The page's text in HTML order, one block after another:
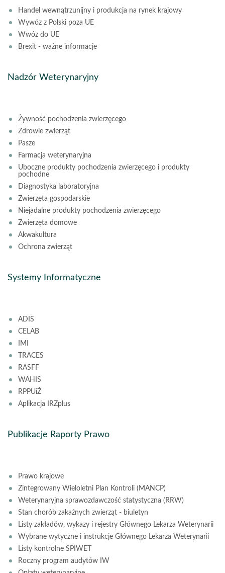
Handel wewnątrzunijny i produkcja na rynek krajowy
Wywóz z Polski poza UE
Wwóz do UE
Brexit - ważne informacje
Nadzór Weterynaryjny
Żywność pochodzenia zwierzęcego
Zdrowie zwierząt
Pasze
Farmacja weterynaryjna
Uboczne produkty pochodzenia zwierzęcego i produkty
pochodne
Diagnostyka laboratoryjna
Zwierzęta gospodarskie
Niejadalne produkty pochodzenia zwierzęcego
Zwierzęta domowe
Akwakultura
Ochrona zwierząt
Systemy Informatyczne
ADIS
CELAB
IMI
TRACES
RASFF
WAHIS
RPPUiŻ
Aplikacja IRZplus
Publikacje Raporty Prawo
Prawo krajowe
Zintegrowany Wieloletni Plan Kontroli (MANCP)
Weterynaryjna sprawozdawczość statystyczna (RRW)
Stan chorób zakaźnych zwierząt - biuletyn
Listy zakładów, wykazy i rejestry Głównego Lekarza Weterynarii
Wybrane wytyczne i instrukcje Głównego Lekarza Weterynarii
Listy kontrolne SPIWET
Roczny program audytów IW